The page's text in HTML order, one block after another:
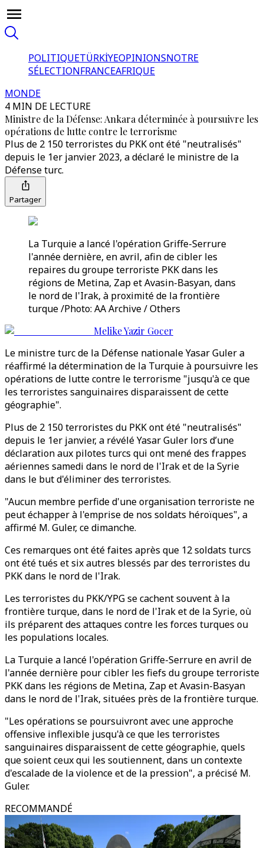
POLITIQUETÜRKİYEOPINIONSNOTRE
SÉLECTIONFRANCEAFRIQUE
MONDE
4 MIN DE LECTURE
Ministre de la Défense: Ankara déterminée à poursuivre les
opérations de lutte contre le terrorisme
Plus de 2 150 terroristes du PKK ont été "neutralisés"
depuis le 1er janvier 2023, a déclaré le ministre de la
Défense turc.
Partager
La Turquie a lancé l'opération Griffe-Serrure
l'année dernière, en avril, afin de cibler les
repaires du groupe terroriste PKK dans les
régions de Metina, Zap et Avasin-Basyan, dans
le nord de l'Irak, à proximité de la frontière
turque /Photo: AA Archive / Others
Melike Yazir Gocer
Le ministre turc de la Défense nationale Yasar Guler a
réaffirmé la détermination de la Turquie à poursuivre les
opérations de lutte contre le terrorisme "jusqu'à ce que
les terroristes sanguinaires disparaissent de cette
géographie".
Plus de 2 150 terroristes du PKK ont été "neutralisés"
depuis le 1er janvier, a révélé Yasar Guler lors d’une
déclaration aux pilotes turcs qui ont mené des frappes
aériennes samedi dans le nord de l'Irak et de la Syrie
dans le but d'éliminer des terroristes.
"Aucun membre perfide d'une organisation terroriste ne
peut échapper à l'emprise de nos soldats héroïques", a
affirmé M. Guler, ce dimanche.
Ces remarques ont été faites après que 12 soldats turcs
ont été tués et six autres blessés par des terroristes du
PKK dans le nord de l'Irak.
Les terroristes du PKK/YPG se cachent souvent à la
frontière turque, dans le nord de l'Irak et de la Syrie, où
ils préparent des attaques contre les forces turques ou
les populations locales.
La Turquie a lancé l'opération Griffe-Serrure en avril de
l'année dernière pour cibler les fiefs du groupe terroriste
PKK dans les régions de Metina, Zap et Avasin-Basyan
dans le nord de l'Irak, situées près de la frontière turque.
"Les opérations se poursuivront avec une approche
offensive inflexible jusqu'à ce que les terroristes
sanguinaires disparaissent de cette géographie, quels
que soient ceux qui les soutiennent, dans un contexte
d'escalade de la violence et de la pression", a précisé M.
Guler.
RECOMMANDÉ